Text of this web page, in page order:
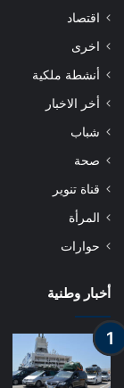
اقتصاد
اخرى
أنشطة ملكية
أخر الاخبار
شباب
صحة
قناة تنوير
المرأة
حوارات
أخبار وطنية